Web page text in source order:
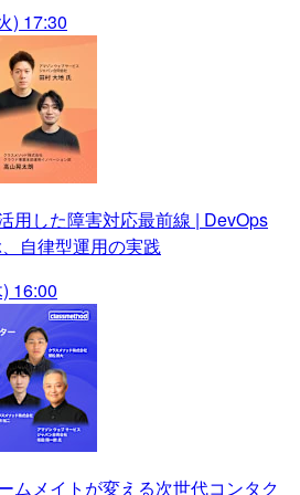
) 17:30
用した障害対応最前線 | DevOps
自律型運用の実践
16:00
ムメイトが変える次世代コンタク